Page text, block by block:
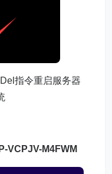
指令重启服务器
VCPJV-M4FWM